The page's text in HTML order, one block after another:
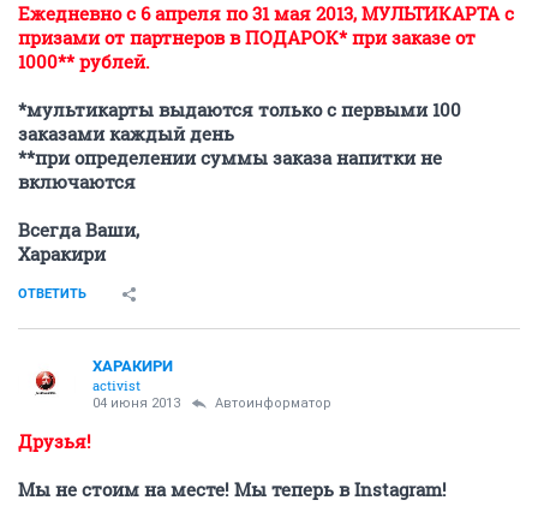
Ежедневно с 6 апреля по 31 мая 2013, МУЛЬТИКАРТА с
призами от партнеров в ПОДАРОК* при заказе от
1000** рублей.
*мультикарты выдаются только с первыми 100
заказами каждый день
**при определении суммы заказа напитки не
включаются
Всегда Ваши,
Харакири
ОТВЕТИТЬ
ХАРАКИРИ
activist
04 июня 2013 Автоинформатор
Друзья!
Мы не стоим на месте! Мы теперь в Instagram!